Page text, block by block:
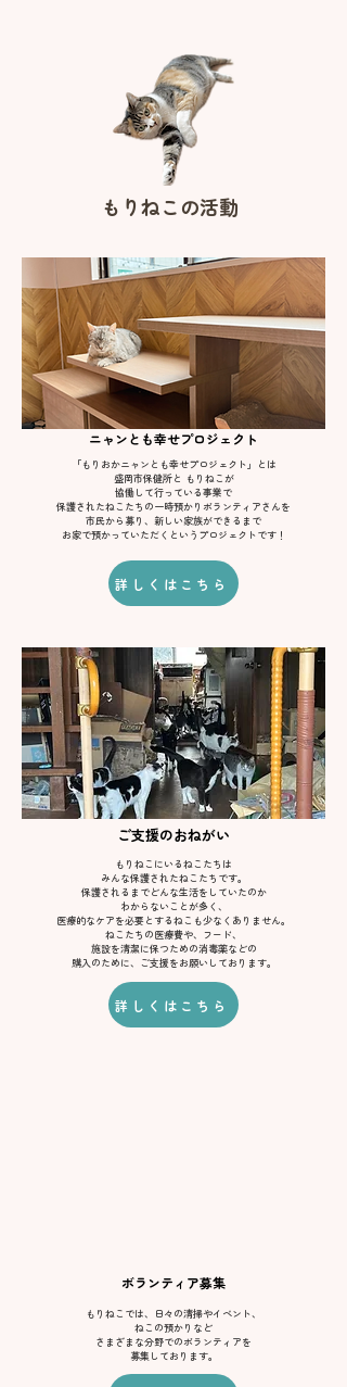
​もりねこの活動
​ニャンとも幸せプロジェクト
「もりおかニャンとも幸せプロジェクト」とは
盛岡市保健所と もりねこが
協働して行っている事業で
保護されたねこたちの一時預かりボランティアさんを
市民から募り、新しい家族ができるまで
お家で預かっていただく​というプロジェクトです！
詳しくはこちら
​ご支援のおねがい
もりねこにいるねこたちは
みんな保護されたねこたちです。
保護されるまでどんな生活をしていたのか
わからないことが多く、
医療的なケアを必要とするねこも少なくありません。
ねこたちの医療費や、フード、
施設を清潔に保つための消毒薬などの
購入のために、ご支援をお願いしております。
詳しくはこちら
​ボランティア募集
もりねこでは、日々の清掃やイベント、
ねこの預かりなど
さまざまな分野でのボランティアを
​募集しております。